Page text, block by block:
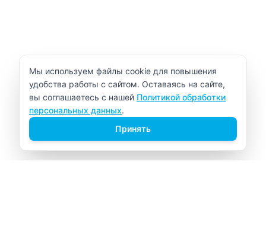
Уведомление об использовании cookie
Мы используем файлы cookie для повышения
удобства работы с сайтом. Оставаясь на сайте,
вы соглашаетесь с нашей Политикой обработки
персональных данных.
Принять